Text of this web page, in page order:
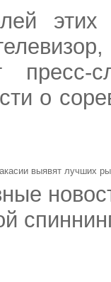
пресс-
о
выявят лучших